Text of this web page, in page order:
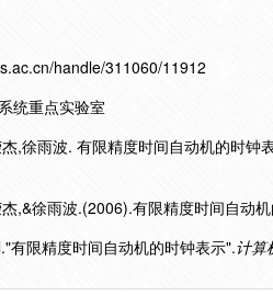
handle/311060/11912
统重点实验室
,徐雨波. 有限精度时间自动机的时
,&徐雨波.(2006).有限精度时间自动
有限精度时间自动机的时钟表示".计算